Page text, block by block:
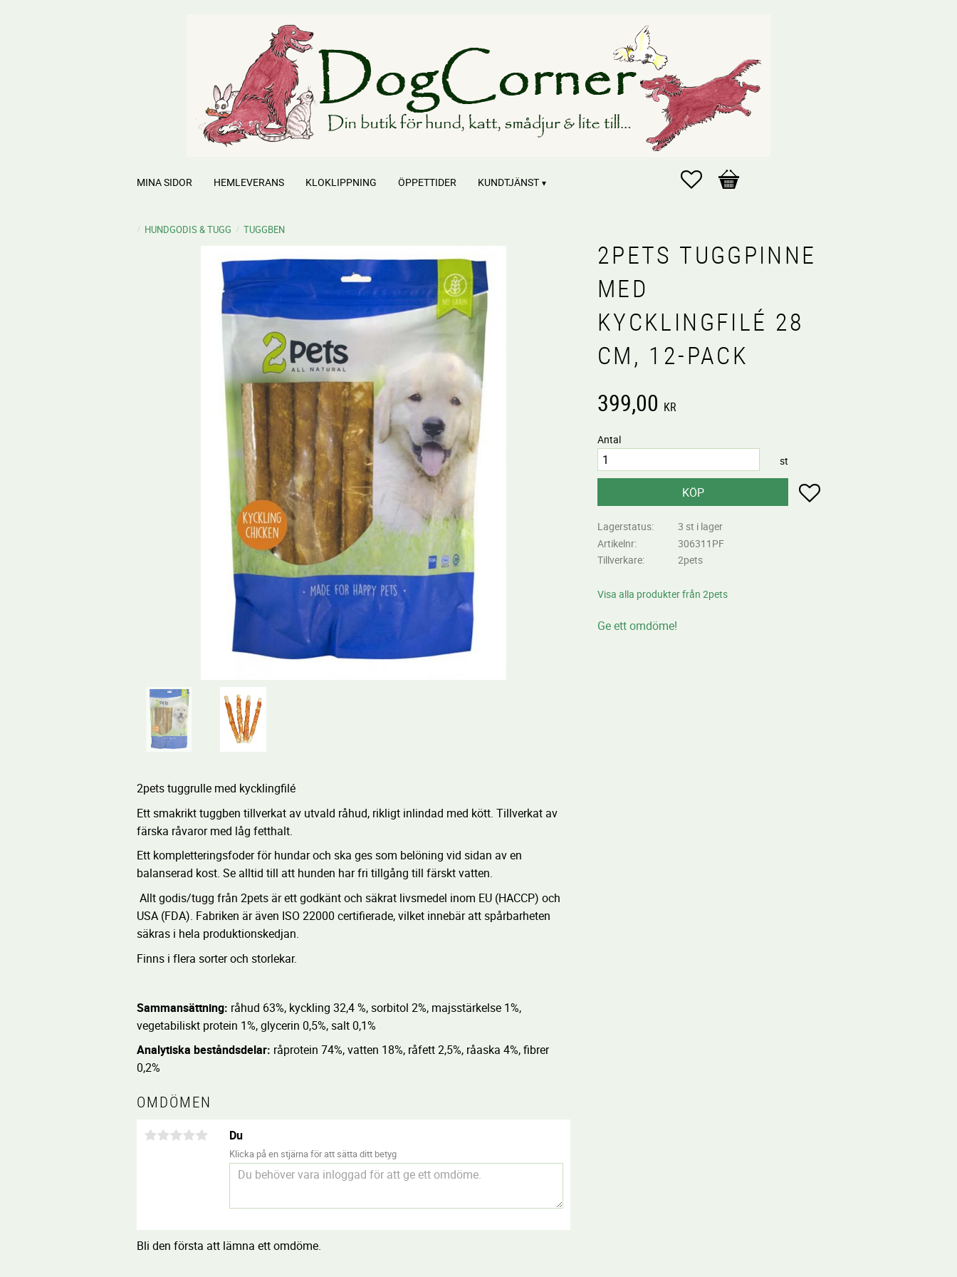
Favoriter
Kundvagn
MINA SIDOR HEMLEVERANS KLOKLIPPNING ÖPPETTIDER KUNDTJÄNST
HUNDGODIS & TUGG TUGGBEN
2PETS TUGGPINNE
MED
KYCKLINGFILÉ 28
CM, 12-PACK
399,00 KR
Antal
st
KÖP Lägg till i favoriter
Lagerstatus
3 st i lager
Artikelnr
306311PF
Tillverkare
2pets
Visa alla produkter från 2pets
Ge ett omdöme!
2pets tuggrulle med kycklingfilé
Ett smakrikt tuggben tillverkat av utvald råhud, rikligt inlindad med kött. Tillverkat av
färska råvaror med låg fetthalt.
Ett kompletteringsfoder för hundar och ska ges som belöning vid sidan av en
balanserad kost. Se alltid till att hunden har fri tillgång till färskt vatten.
Allt godis/tugg från 2pets är ett godkänt och säkrat livsmedel inom EU (HACCP) och
USA (FDA). Fabriken är även ISO 22000 certifierade, vilket innebär att spårbarheten
säkras i hela produktionskedjan.
Finns i flera sorter och storlekar.
Sammansättning: råhud 63%, kyckling 32,4 %, sorbitol 2%, majsstärkelse 1%,
vegetabiliskt protein 1%, glycerin 0,5%, salt 0,1%
Analytiska beståndsdelar: råprotein 74%, vatten 18%, råfett 2,5%, råaska 4%, fibrer
0,2%
OMDÖMEN
Du
Klicka på en stjärna för att sätta ditt betyg
Bli den första att lämna ett omdöme.